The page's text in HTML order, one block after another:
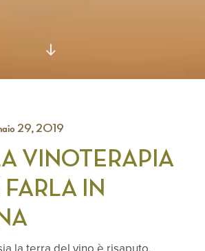
29, 2019
VINOTERAPIA
FARLA IN